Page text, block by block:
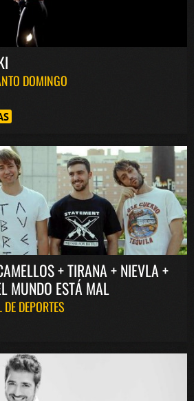
DOMINGO
+ TIRANA + NIEVLA +
MUNDO ESTÁ MAL
DEPORTES